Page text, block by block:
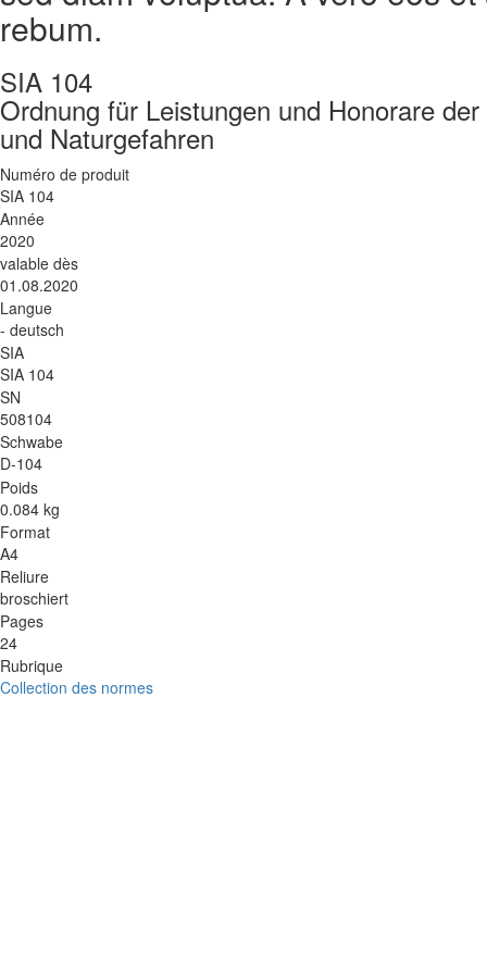
rebum.
SIA 104
Ordnung für Leistungen und Honorare
und Naturgefahren
Numéro de produit
SIA 104
Année
2020
valable dès
01.08.2020
Langue
- deutsch
SIA
SIA 104
SN
508104
Schwabe
D-104
Poids
0.084 kg
Format
A4
Reliure
broschiert
Pages
24
Rubrique
Collection des normes